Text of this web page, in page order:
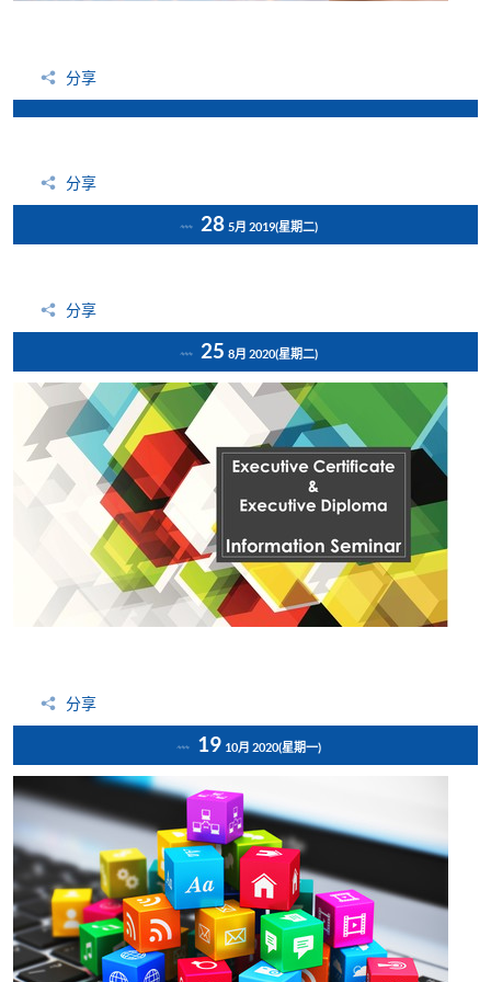
分享
分享
28 5月 2019(星期二)
分享
25 8月 2020(星期二)
分享
19 10月 2020(星期一)